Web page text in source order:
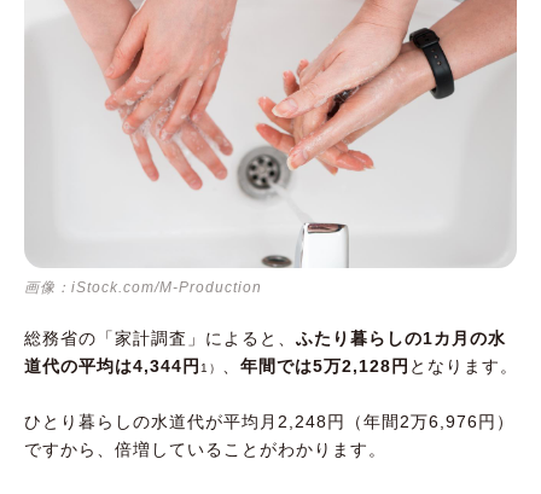
画像：iStock.com/M-Production
総務省の「家計調査」によると、 ふたり暮らしの1カ月の水
道代の平均は4,344円 1） 、 年間では5万2,128円 となります。
ひとり暮らしの水道代が平均月2,248円（年間2万6,976円）
ですから、倍増していることがわかります。